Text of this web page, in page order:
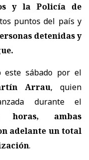
y la Policía de
puntos del país y
detenidas y
este sábado por el
Arrau, quien
durante el
ambas
adelante un total
.